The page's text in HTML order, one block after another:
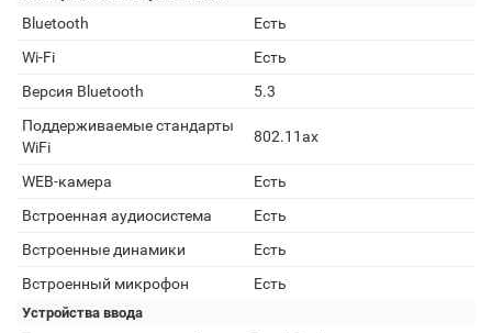
Bluetooth
Есть
Wi-Fi
Есть
Версия Bluetooth
5.3
Поддерживаемые стандарты
WiFi
802.11ax
WEB-камера
Есть
Встроенная аудиосистема
Есть
Встроенные динамики
Есть
Встроенный микрофон
Есть
Устройства ввода